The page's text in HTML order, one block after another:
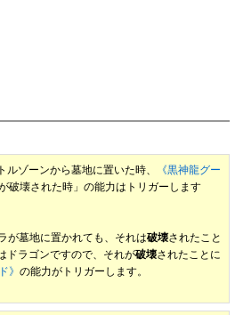
ルゾーンから墓地に置いた時、
《黒神龍グー
破壊された時」の能力はトリガーします
が墓地に置かれても、それは破壊されたこと
ドラゴンですので、それが破壊されたことに
》の能力がトリガーします。